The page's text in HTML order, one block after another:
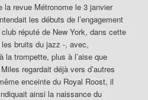
la revue Métronome le 3 janvier
les débuts de l’engagement
réputé de New York, dans cette
bruits du jazz -, avec,
la trompette, plus à l’aise que
regardait déjà vers d’autres
enceinte du Royal Roost, il
ainsi la naissance du